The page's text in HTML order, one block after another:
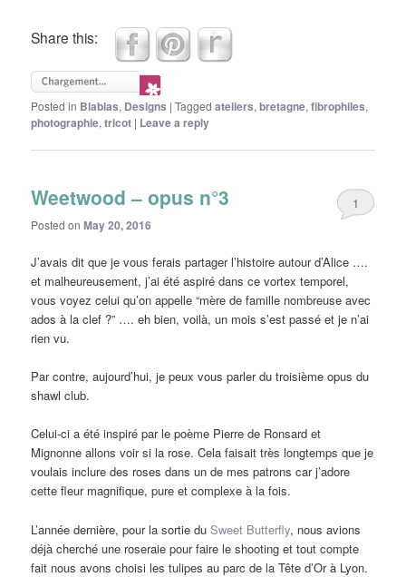
Share this:
Posted in Blablas, Designs |Tagged ateliers,bretagne,fibrophiles,
photographie,tricot | Leave a reply
Weetwood – opus n°3
Posted onMay 20, 2016
1
J’avais dit que je vous ferais partager l’histoire autour d’Alice ….
et malheureusement, j’ai été aspiré dans ce vortex temporel,
vous voyez celui qu’on appelle “mère de famille nombreuse avec
ados à la clef ?” …. eh bien, voilà, un mois s’est passé et je n’ai
rien vu.
Par contre, aujourd’hui, je peux vous parler du troisième opus du
shawl club.
Celui-ci a été inspiré par le poème Pierre de Ronsard et
Mignonne allons voir si la rose. Cela faisait très longtemps que je
voulais inclure des roses dans un de mes patrons car j’adore
cette fleur magnifique, pure et complexe à la fois.
L’année dernière, pour la sortie duSweet Butterfly, nous avions
déjà cherché une roseraie pour faire le shooting et tout compte
fait nous avons choisi les tulipes au parc de la Tête d’Or à Lyon.